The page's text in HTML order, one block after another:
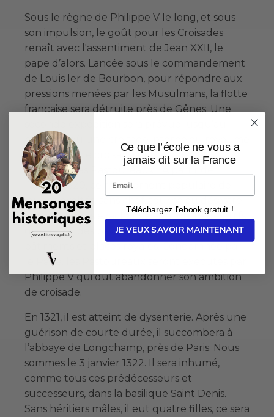
Sous le règne de Philippe V le long, et sous
son impulsion, le goût pour les Croisades
renaît avec l'assentiment de Jean XXII, le
pape d’alors. Lancée sous le commandement
de Louis Ier de Bourbon, pour répondre aux
pressions menées par les Musulmans, la flotte
française sera détruite près de Gênes. Une
moment où une croisade interne au royaume
débuta, cette croisade prit le nom de
“croisade des Pastoureaux”. A partir de
l’année 1320, ce mouvement populaire de
jeunes exaltés, sans chef, tourna au désastre
et finit par des exactions à l’encontre des juifs,
du clergé, des paysans ou encore contre des
bâtiments et places royales. Condamnée par
le Pape, les Pastoureaux seront exécutés par
Philippe V qui dut abandonner son ambition
de croisade.
En 1321, il est atteint de dysenterie. Après une
guérison de courte durée, il succombera à
l’abbaye de Longchamp, près de Paris. Nous
sommes le 3 janvier 1322. Il sera inhumé,
comme tous ces prédécesseurs et
successeurs, dans la basilique Saint Denis.
Sans héritiers mâles, il eut quatre filles, ce sera
Ce que l’école ne vous a
jamais dit sur la France
Email
Téléchargez l’ebook gratuit !
JE VEUX SAVOIR MAINTENANT